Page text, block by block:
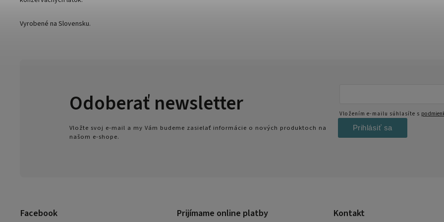
Vyrobené na Slovensku.
Facebook Prijímame online platby Kontakt
Odoberať newsletter
Vložte svoj e-mail a my Vám budeme zasielať informácie o nových produktoch na
našom e-shope.
Vložením e-mailu súhlasíte s
Prihlásiť sa